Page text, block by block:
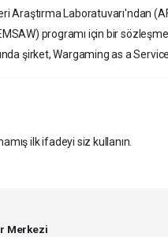
Araştırma Laboratuvarı'ndan
programı için bir
şirket, Wargaming as a
ilk ifadeyi siz kullanın.
Merkezi